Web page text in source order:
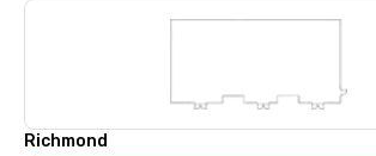
Richmond